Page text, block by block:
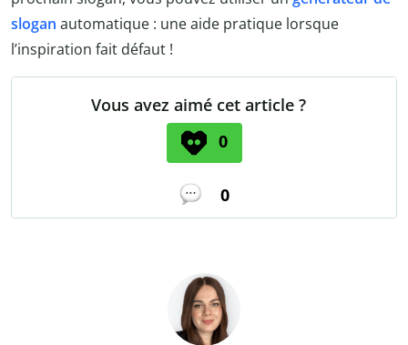
slogan automatique : une aide pratique lorsque
l’inspiration fait défaut !
Vous avez aimé cet article ?
0
0